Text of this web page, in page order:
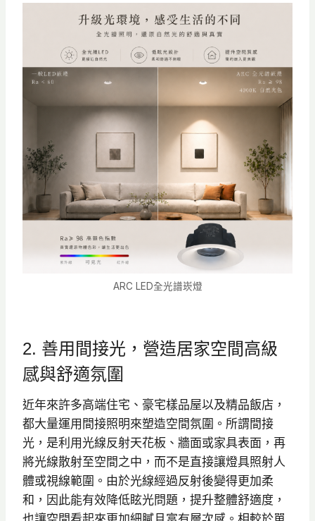
ARC LED全光譜崁燈
2. 善用間接光，營造居家空間高級
感與舒適氛圍
近年來許多高端住宅、豪宅樣品屋以及精品飯店，
都大量運用間接照明來塑造空間氛圍。所謂間接
光，是利用光線反射天花板、牆面或家具表面，再
將光線散射至空間之中，而不是直接讓燈具照射人
體或視線範圍。由於光線經過反射後變得更加柔
和，因此能有效降低眩光問題，提升整體舒適度，